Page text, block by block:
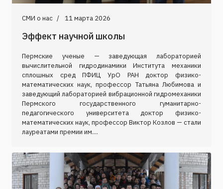
СМИ о нас 11 марта 2026
Эффект научной школы
Пермские ученые — заведующая лабораторией
вычислительной гидродинамики Института механики
сплошных сред ПФИЦ УрО РАН доктор физико-
математических наук, профессор Татьяна Любимова и
заведующий лабораторией вибрационной гидромеханики
Пермского государственного гуманитарно-
педагогического университета доктор физико-
математических наук, профессор Виктор Козлов — стали
лауреатами премии им....